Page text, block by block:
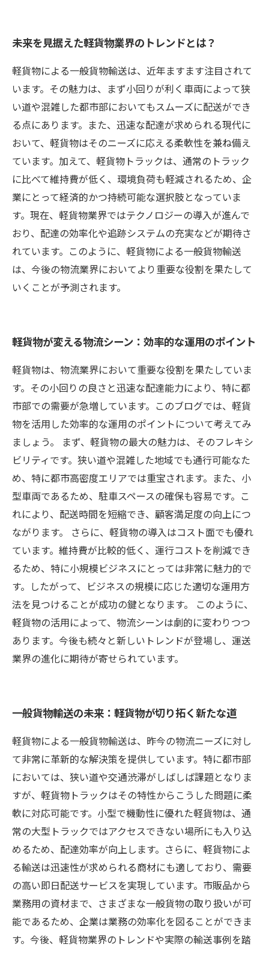
未来を見据えた軽貨物業界のトレンドとは？
軽貨物による一般貨物輸送は、近年ますます注目されて
います。その魅力は、まず小回りが利く車両によって狭
い道や混雑した都市部においてもスムーズに配送ができ
る点にあります。また、迅速な配達が求められる現代に
おいて、軽貨物はそのニーズに応える柔軟性を兼ね備え
ています。加えて、軽貨物トラックは、通常のトラック
に比べて維持費が低く、環境負荷も軽減されるため、企
業にとって経済的かつ持続可能な選択肢となっていま
す。現在、軽貨物業界ではテクノロジーの導入が進んで
おり、配達の効率化や追跡システムの充実などが期待さ
れています。このように、軽貨物による一般貨物輸送
は、今後の物流業界においてより重要な役割を果たして
いくことが予測されます。
軽貨物が変える物流シーン：効率的な運用のポイント
軽貨物は、物流業界において重要な役割を果たしていま
す。その小回りの良さと迅速な配達能力により、特に都
市部での需要が急増しています。このブログでは、軽貨
物を活用した効率的な運用のポイントについて考えてみ
ましょう。 まず、軽貨物の最大の魅力は、そのフレキシ
ビリティです。狭い道や混雑した地域でも通行可能なた
め、特に都市高密度エリアでは重宝されます。また、小
型車両であるため、駐車スペースの確保も容易です。こ
れにより、配送時間を短縮でき、顧客満足度の向上につ
ながります。 さらに、軽貨物の導入はコスト面でも優れ
ています。維持費が比較的低く、運行コストを削減でき
るため、特に小規模ビジネスにとっては非常に魅力的で
す。したがって、ビジネスの規模に応じた適切な運用方
法を見つけることが成功の鍵となります。 このように、
軽貨物の活用によって、物流シーンは劇的に変わりつつ
あります。今後も続々と新しいトレンドが登場し、運送
業界の進化に期待が寄せられています。
一般貨物輸送の未来：軽貨物が切り拓く新たな道
軽貨物による一般貨物輸送は、昨今の物流ニーズに対し
て非常に革新的な解決策を提供しています。特に都市部
においては、狭い道や交通渋滞がしばしば課題となりま
すが、軽貨物トラックはその特性からこうした問題に柔
軟に対応可能です。小型で機動性に優れた軽貨物は、通
常の大型トラックではアクセスできない場所にも入り込
めるため、配達効率が向上します。さらに、軽貨物によ
る輸送は迅速性が求められる商材にも適しており、需要
の高い即日配送サービスを実現しています。市販品から
業務用の資材まで、さまざまな一般貨物の取り扱いが可
能であるため、企業は業務の効率化を図ることができま
す。今後、軽貨物業界のトレンドや実際の輸送事例を踏